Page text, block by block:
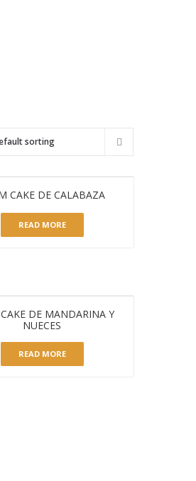
CAKE DE CALABAZA
READ MORE
DE MANDARINA Y
NUECES
READ MORE